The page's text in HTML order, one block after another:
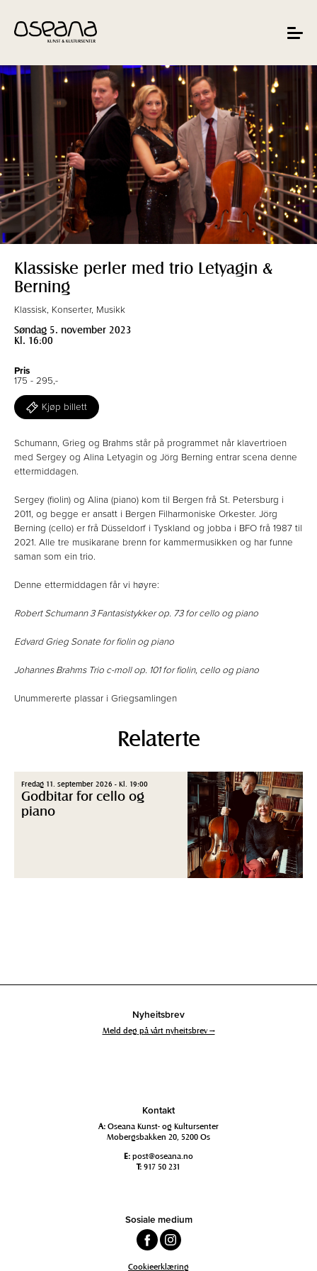
innhold
navigasjon
Toggle
Schumann, Grieg og Brahms står på programmet når klavertrioen
med Sergey og Alina Letyagin og Jörg Berning entrar scena denne
ettermiddagen.
Sergey (fiolin) og Alina (piano) kom til Bergen frå St. Petersburg i
2011, og begge er ansatt i Bergen Filharmoniske Orkester. Jörg
Berning (cello) er frå Düsseldorf i Tyskland og jobba i BFO frå 1987 til
2021. Alle tre musikarane brenn for kammermusikken og har funne
saman som ein trio.
Denne ettermiddagen får vi høyre:
Robert Schumann 3 Fantasistykker op. 73 for cello og piano
Edvard Grieg Sonate for fiolin og piano
Johannes Brahms Trio c-moll op. 101 for fiolin, cello og piano
Unummererte plassar i Griegsamlingen
Klassiske perler med trio Letyagin &
Berning
Klassisk, Konserter, Musikk
Søndag 5. november 2023
Kl. 16:00
Pris
175 - 295,-
Kjøp billett
Relaterte
Fredag 11. september 2026 - Kl. 19:00
Godbitar for cello og
piano
Nyheitsbrev
Meld deg på vårt nyheitsbrev →
Kontakt
A: Oseana Kunst- og Kultursenter
Mobergsbakken 20, 5200 Os
E: post@oseana.no
T: 917 50 231
Sosiale medium
Cookieerklæring